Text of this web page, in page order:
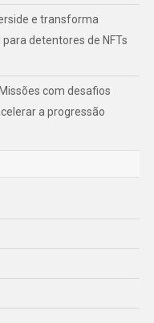
e transforma
detentores de NFTs
com desafios
a progressão